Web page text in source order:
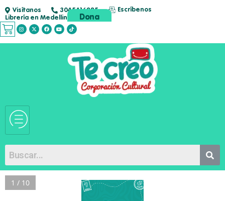
Visítanos 3045416285
Escríbenos
Librería en Medellin
Dona
t eat ro
BAILE
1 / 10